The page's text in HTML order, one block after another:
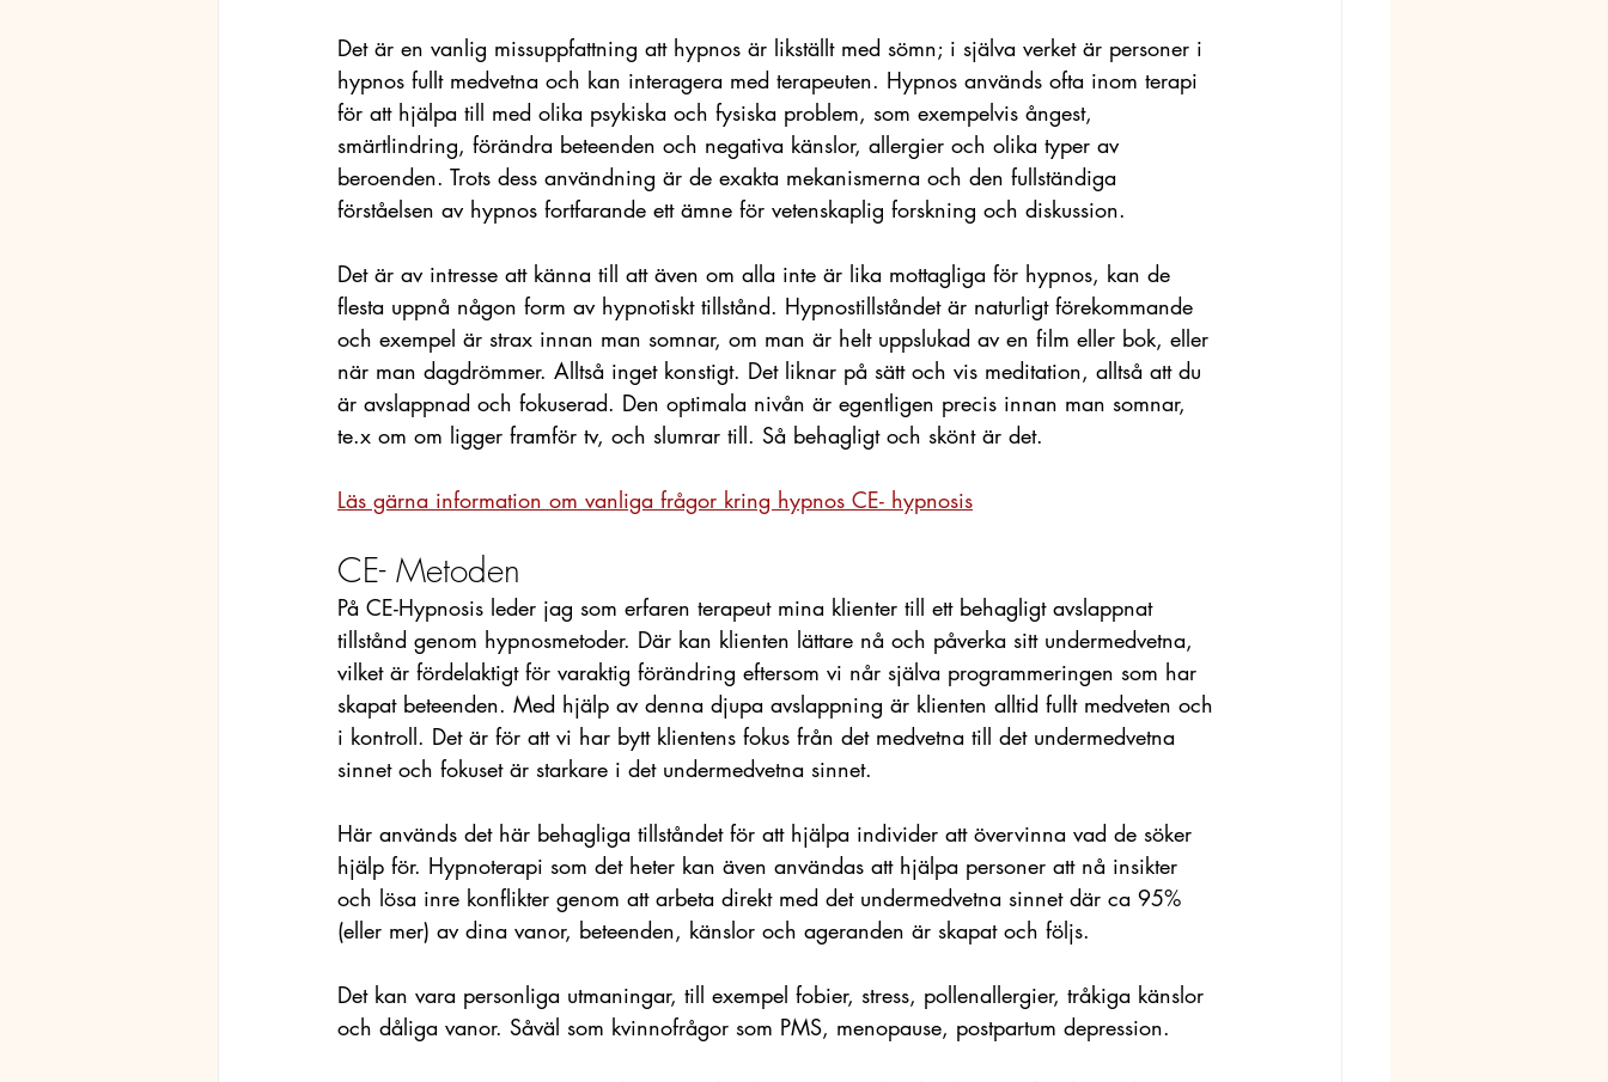
Det är en vanlig missuppfattning att hypnos är likställt med sömn; i själva verket är personer i
hypnos fullt medvetna och kan interagera med terapeuten. Hypnos används ofta inom terapi
för att hjälpa till med olika psykiska och fysiska problem, som exempelvis ångest,
smärtlindring, förändra beteenden och negativa känslor, allergier och olika typer av
beroenden. Trots dess användning är de exakta mekanismerna och den fullständiga
förståelsen av hypnos fortfarande ett ämne för vetenskaplig forskning och diskussion.
Det är av intresse att känna till att även om alla inte är lika mottagliga för hypnos, kan de
flesta uppnå någon form av hypnotiskt tillstånd. Hypnostillståndet är naturligt förekommande
och exempel är strax innan man somnar, om man är helt uppslukad av en film eller bok, eller
när man dagdrömmer. Alltså inget konstigt. Det liknar på sätt och vis meditation, alltså att du
är avslappnad och fokuserad. Den optimala nivån är egentligen precis innan man somnar,
te.x om om ligger framför tv, och slumrar till. Så behagligt och skönt är det.
Läs gärna information om vanliga frågor kring hypnos CE- hypnosis
CE- Metoden
På CE-Hypnosis leder jag som erfaren terapeut mina klienter till ett behagligt avslappnat
tillstånd genom hypnosmetoder. Där kan klienten lättare nå och påverka sitt undermedvetna,
vilket är fördelaktigt för varaktig förändring eftersom vi når själva programmeringen som har
skapat beteenden. Med hjälp av denna djupa avslappning är klienten alltid fullt medveten och
i kontroll. Det är för att vi har bytt klientens fokus från det medvetna till det undermedvetna
sinnet och fokuset är starkare i det undermedvetna sinnet.
Här används det här behagliga tillståndet för att hjälpa individer att övervinna vad de söker
hjälp för. Hypnoterapi som det heter kan även användas att hjälpa personer att nå insikter
och lösa inre konflikter genom att arbeta direkt med det undermedvetna sinnet där ca 95%
(eller mer) av dina vanor, beteenden, känslor och ageranden är skapat och följs.
Det kan vara personliga utmaningar, till exempel fobier, stress, pollenallergier, tråkiga känslor
och dåliga vanor. Såväl som kvinnofrågor som PMS, menopause, postpartum depression.